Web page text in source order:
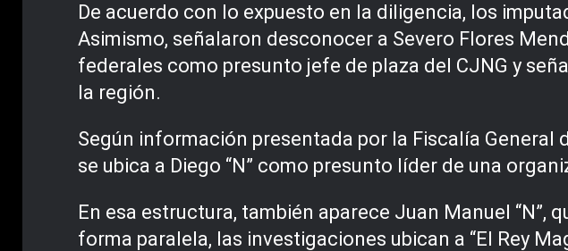
De acuerdo con lo expuesto en la diligencia, los
Asimismo, señalaron desconocer a Severo Flores
federales como presunto jefe de plaza del CJNG y
la región.
Según información presentada por la Fiscalía General
se ubica a Diego “N” como presunto líder de una
En esa estructura, también aparece Juan Manuel
forma paralela, las investigaciones ubican a “El Rey